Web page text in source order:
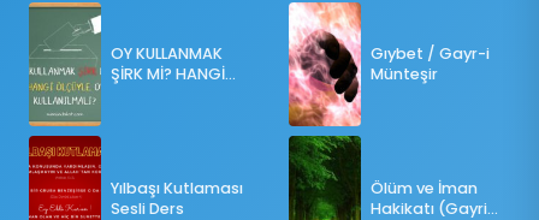
OY KULLANMAK
ŞİRK Mİ? HANGİ
Yılbaşı Kutlaması
Sesli Ders
Gıybet / Gayr-i
Münteşir
Ölüm ve İman
Hakikatı (Gayri